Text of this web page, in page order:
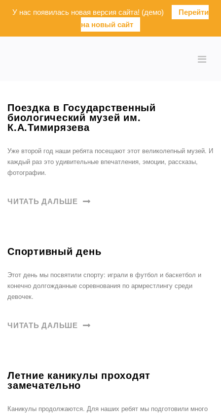
У нас появилась новая версия сайта! (демо)
Перейти
на новый сайт
Поездка в Государственный
биологический музей им.
К.А.Тимирязева
Уже второй год наши ребята посещают этот великолепный музей. И
каждый раз это удивительные впечатления, эмоции, рассказы,
фотографии.
ЧИТАТЬ ДАЛЬШЕ
Спортивный день
Этот день мы посвятили спорту: играли в футбол и баскетбол и
конечно долгожданные соревнования по армрестлингу среди
девочек.
ЧИТАТЬ ДАЛЬШЕ
Летние каникулы проходят
замечательно
Каникулы продолжаются. Для наших ребят мы подготовили много